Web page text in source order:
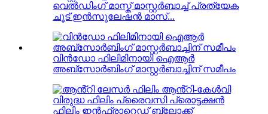
വെൽഡിംഗ് മാസ്ക് മാസ്റ്റർബാച്ച് പ്രത്യേക
ചൂട് ഇൻസുലേഷൻ മാസ്...
വിൻഡോ ഫിലിമിനായി ഐആർ
അബ്സോർബിംഗ് മാസ്റ്റർബാച്ചിന് സമീപം